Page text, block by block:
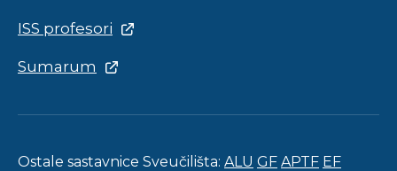
ISS profesori
Sumarum
Ostale sastavnice Sveučilišta: ALU GF APTF EF